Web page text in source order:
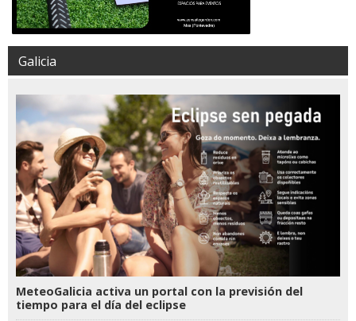
Galicia
MeteoGalicia activa un portal con la previsión del
tiempo para el día del eclipse